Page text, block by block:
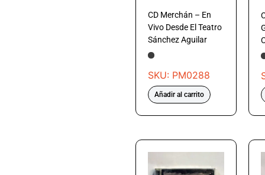
CD Merchán – En
Vivo Desde El Teatro
Sánchez Aguilar
SKU: PM0288
Añadir al carrito